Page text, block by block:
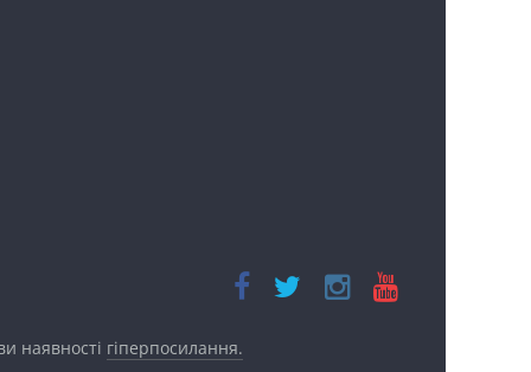
наявності гіперпосилання.